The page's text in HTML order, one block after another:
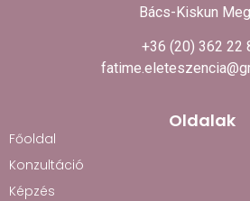
Bács-Kiskun
+36 (20) 362 22
Oldalak
Főoldal
Konzultáció
Képzés